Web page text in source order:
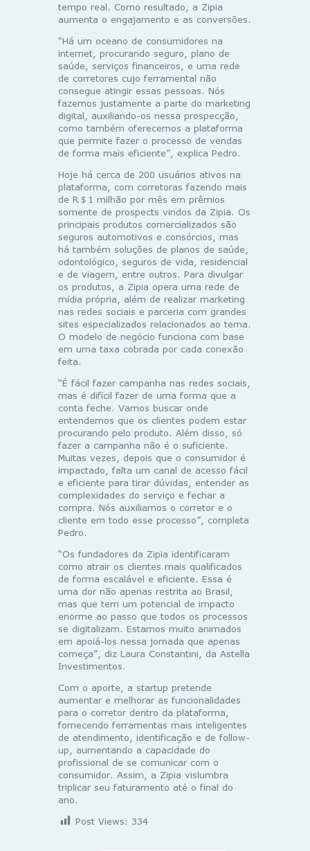
tempo real. Como resultado, a Zipia
aumenta o engajamento e as conversões.
“Há um oceano de consumidores na
internet, procurando seguro, plano de
saúde, serviços financeiros, e uma rede
de corretores cujo ferramental não
consegue atingir essas pessoas. Nós
fazemos justamente a parte do marketing
digital, auxiliando-os nessa prospecção,
como também oferecemos a plataforma
que permite fazer o processo de vendas
de forma mais eficiente”, explica Pedro.
Hoje há cerca de 200 usuários ativos na
plataforma, com corretoras fazendo mais
de R＄1 milhão por mês em prêmios
somente de prospects vindos da Zipia. Os
principais produtos comercializados são
seguros automotivos e consórcios, mas
há também soluções de planos de saúde,
odontológico, seguros de vida, residencial
e de viagem, entre outros. Para divulgar
os produtos, a Zipia opera uma rede de
mídia própria, além de realizar marketing
nas redes sociais e parceria com grandes
sites especializados relacionados ao tema.
O modelo de negócio funciona com base
em uma taxa cobrada por cada conexão
feita.
“É fácil fazer campanha nas redes sociais,
mas é difícil fazer de uma forma que a
conta feche. Vamos buscar onde
entendemos que os clientes podem estar
procurando pelo produto. Além disso, só
fazer a campanha não é o suficiente.
Muitas vezes, depois que o consumidor é
impactado, falta um canal de acesso fácil
e eficiente para tirar dúvidas, entender as
complexidades do serviço e fechar a
compra. Nós auxiliamos o corretor e o
cliente em todo esse processo”, completa
Pedro.
“Os fundadores da Zipia identificaram
como atrair os clientes mais qualificados
de forma escalável e eficiente. Essa é
uma dor não apenas restrita ao Brasil,
mas que tem um potencial de impacto
enorme ao passo que todos os processos
se digitalizam. Estamos muito animados
em apoiá-los nessa jornada que apenas
começa”, diz Laura Constantini, da Astella
Investimentos.
Com o aporte, a startup pretende
aumentar e melhorar as funcionalidades
para o corretor dentro da plataforma,
fornecendo ferramentas mais inteligentes
de atendimento, identificação e de follow-
up, aumentando a capacidade do
profissional de se comunicar com o
consumidor. Assim, a Zipia vislumbra
triplicar seu faturamento até o final do
ano.
Post Views: 334